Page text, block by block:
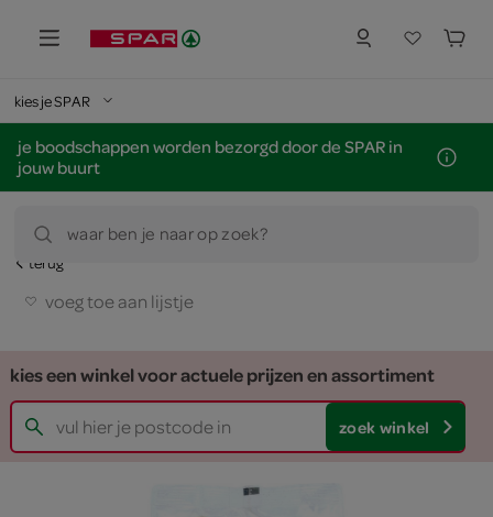
kies je SPAR
je boodschappen worden bezorgd door de SPAR in
jouw buurt
waar ben je naar op zoek?
terug
voeg toe aan lijstje
kies een winkel voor actuele prijzen en assortiment
zoek winkel